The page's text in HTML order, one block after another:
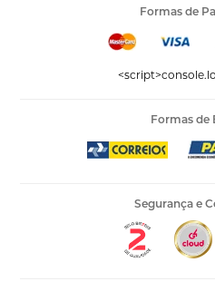
Formas de
Formas de
Segurança e